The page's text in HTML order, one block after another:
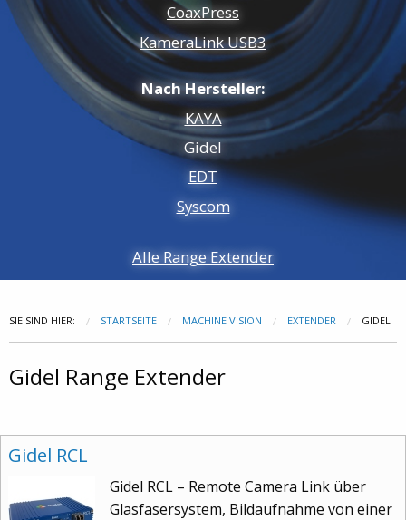
CoaxPress
KameraLink USB3
Nach Hersteller:
KAYA
Gidel
EDT
Syscom
Alle Range Extender
SIE SIND HIER: STARTSEITE MACHINE VISION EXTENDER GIDEL
Gidel Range Extender
Gidel RCL
Gidel RCL – Remote Camera Link über
Glasfasersystem, Bildaufnahme von einer